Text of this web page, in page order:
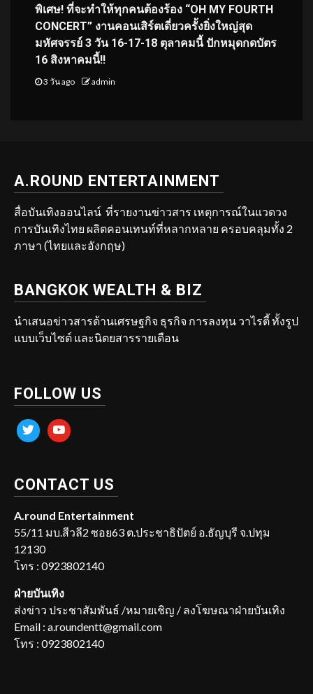
พิเศษ! ที่จะทำให้ทุกคนต้องร้อง “OH MY FOURTH
CONCERT” งานคอนเสิร์ตเดี่ยวครั้งยิ่งใหญ่สุด
มหัศจรรย์ 3 วัน 16-17-18 ตุลาคมนี้ ปักหมุดกดบัตร
16 สิงหาคมนี้!!
3 วัน ago admin
A.ROUND ENTERTAINMENT
สื่อบันเทิงออนไลน์ ที่รายงานข่าวสาร เหตุการณ์ในแวดวง
การบันเทิงไทย ผลิตคอนเทนท์ที่หลากหลาย ครอบคลุมทั้ง 2
ภาษา (ไทยและอังกฤษ)
BANGKOK WEALTH & BIZ
นำเสนอข่าวสารด้านเศรษฐกิจ ธุรกิจ การลงทุน วาไรตี้ ทั้งรูป
แบบเว็บไซต์ และนิตยสารรายเดือน
FOLLOW US
twitter youtube
CONTACT US
A.round Entertainment
55/11 มบ.สีวลี2 ซอย63 ต.ประชาธิปัตย์ อ.ธัญบุรี จ.ปทุม
12130
โทร : 0923802140
ฝ่ายบันเทิง
ส่งข่าว ประชาสัมพันธ์ /หมายเชิญ / ลงโฆษณาฝ่ายบันเทิง
Email : a.roundentt@gmail.com
โทร : 0923802140